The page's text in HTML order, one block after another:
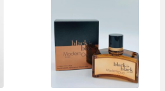
EAU
PARFUM
65ml